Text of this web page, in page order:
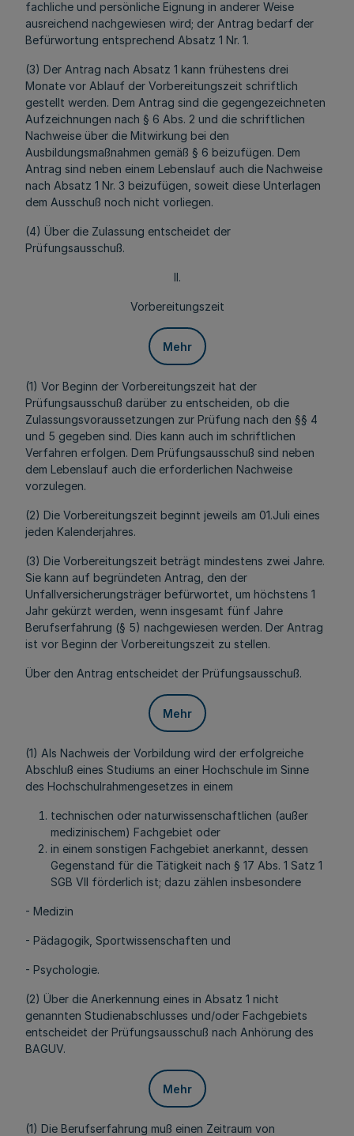
fachliche und persönliche Eignung in anderer Weise
ausreichend nachgewiesen wird; der Antrag bedarf der
Befürwortung entsprechend Absatz 1 Nr. 1.
(3) Der Antrag nach Absatz 1 kann frühestens drei
Monate vor Ablauf der Vorbereitungszeit schriftlich
gestellt werden. Dem Antrag sind die gegengezeichneten
Aufzeichnungen nach § 6 Abs. 2 und die schriftlichen
Nachweise über die Mitwirkung bei den
Ausbildungsmaßnahmen gemäß § 6 beizufügen. Dem
Antrag sind neben einem Lebenslauf auch die Nachweise
nach Absatz 1 Nr. 3 beizufügen, soweit diese Unterlagen
dem Ausschuß noch nicht vorliegen.
(4) Über die Zulassung entscheidet der
Prüfungsausschuß.
II.
Vorbereitungszeit
Mehr
(1) Vor Beginn der Vorbereitungszeit hat der
Prüfungsausschuß darüber zu entscheiden, ob die
Zulassungsvoraussetzungen zur Prüfung nach den §§ 4
und 5 gegeben sind. Dies kann auch im schriftlichen
Verfahren erfolgen. Dem Prüfungsausschuß sind neben
dem Lebenslauf auch die erforderlichen Nachweise
vorzulegen.
(2) Die Vorbereitungszeit beginnt jeweils am 01.Juli eines
jeden Kalenderjahres.
(3) Die Vorbereitungszeit beträgt mindestens zwei Jahre.
Sie kann auf begründeten Antrag, den der
Unfallversicherungsträger befürwortet, um höchstens 1
Jahr gekürzt werden, wenn insgesamt fünf Jahre
Berufserfahrung (§ 5) nachgewiesen werden. Der Antrag
ist vor Beginn der Vorbereitungszeit zu stellen.
Über den Antrag entscheidet der Prüfungsausschuß.
Mehr
(1) Als Nachweis der Vorbildung wird der erfolgreiche
Abschluß eines Studiums an einer Hochschule im Sinne
des Hochschulrahmengesetzes in einem
technischen oder naturwissenschaftlichen (außer
medizinischem) Fachgebiet oder
in einem sonstigen Fachgebiet anerkannt, dessen
Gegenstand für die Tätigkeit nach § 17 Abs. 1 Satz 1
SGB VII förderlich ist; dazu zählen insbesondere
- Medizin
- Pädagogik, Sportwissenschaften und
- Psychologie.
(2) Über die Anerkennung eines in Absatz 1 nicht
genannten Studienabschlusses und/oder Fachgebiets
entscheidet der Prüfungsausschuß nach Anhörung des
BAGUV.
Mehr
(1) Die Berufserfahrung muß einen Zeitraum von